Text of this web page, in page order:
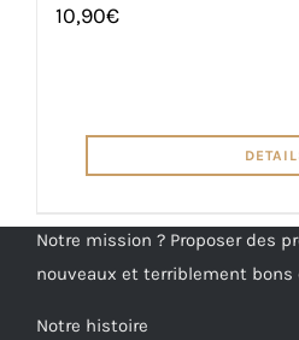
10,90€
Notre mission ? Proposer des
nouveaux et terriblement
Notre histoire